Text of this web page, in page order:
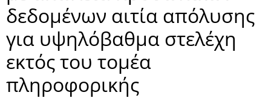
δεδομένων αιτία απόλυσης
για υψηλόβαθμα στελέχη
εκτός του τομέα
πληροφορικής